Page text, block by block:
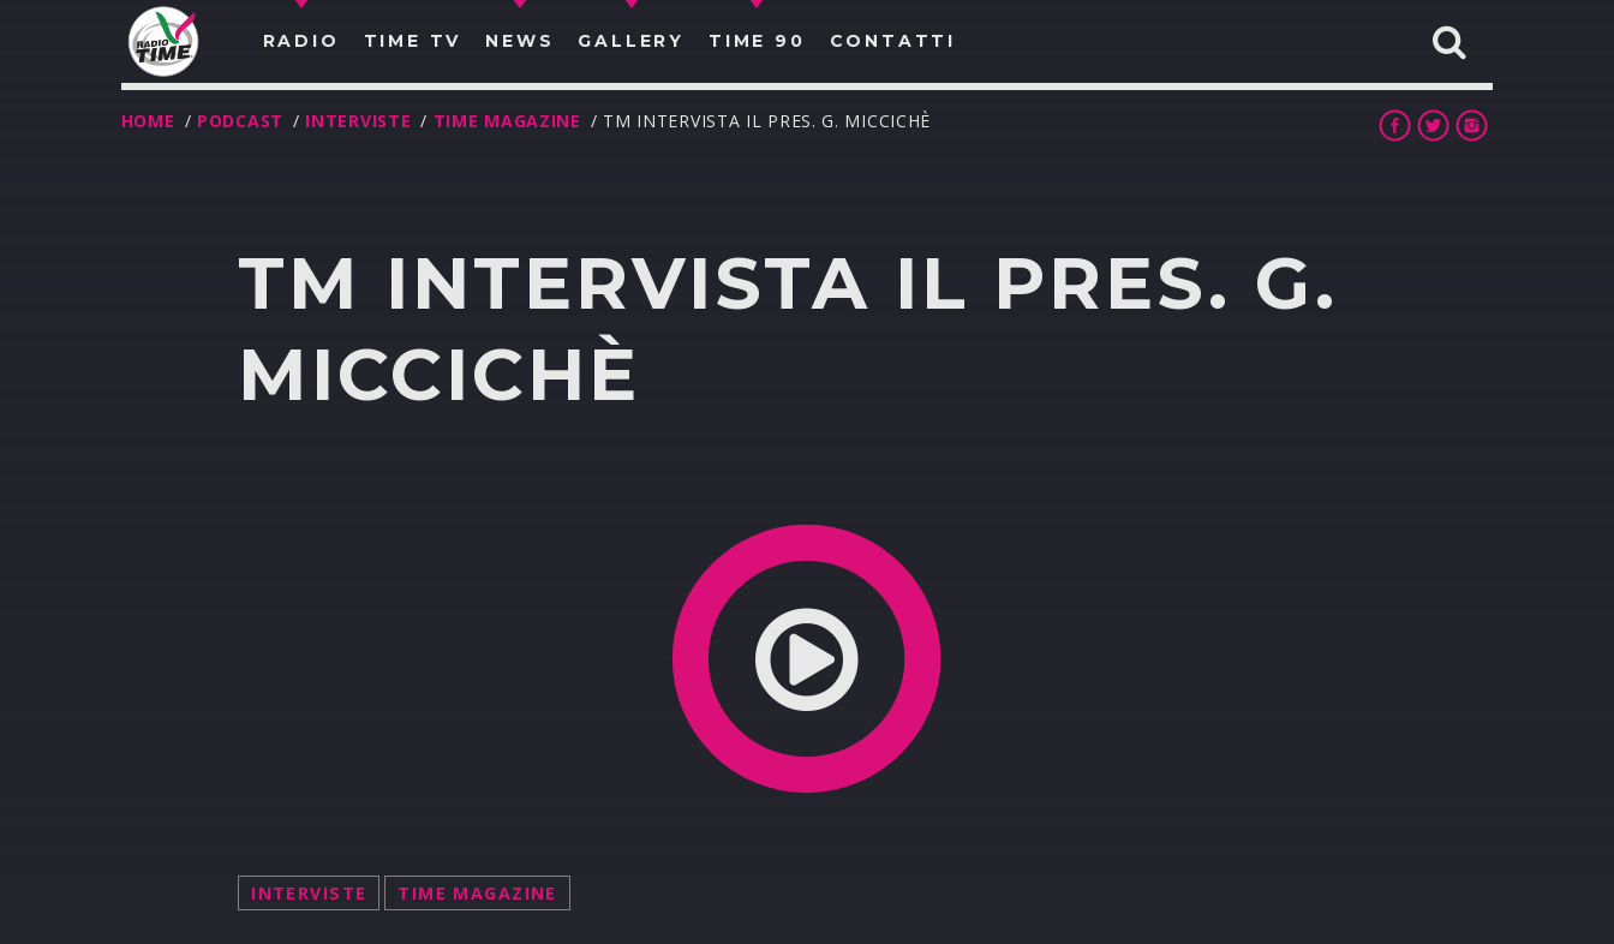
RADIO TIME TV NEWS GALLERY TIME 90 CONTATTI
CERCA NEL SITO WEB:
HOME / PODCAST / INTERVISTE / TIME MAGAZINE / TM INTERVISTA IL PRES. G. MICCICHÈ
TM INTERVISTA IL PRES. G.
MICCICHÈ
INTERVISTE TIME MAGAZINE